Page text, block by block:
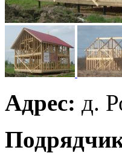
Адрес: д.